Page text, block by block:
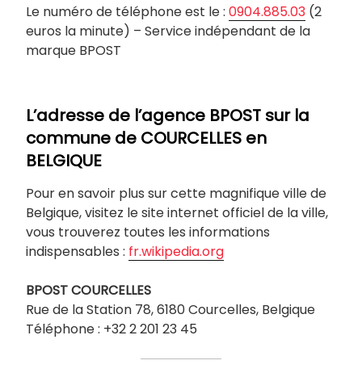
Le numéro de téléphone est le : 0904.885.03 (2
euros la minute) – Service indépendant de la
marque BPOST
L’adresse de l’agence BPOST sur la
commune de COURCELLES en
BELGIQUE
Pour en savoir plus sur cette magnifique ville de
Belgique, visitez le site internet officiel de la ville,
vous trouverez toutes les informations
indispensables : fr.wikipedia.org
BPOSTCOURCELLES
Rue de la Station 78, 6180 Courcelles, Belgique
Téléphone : +32 2 201 23 45